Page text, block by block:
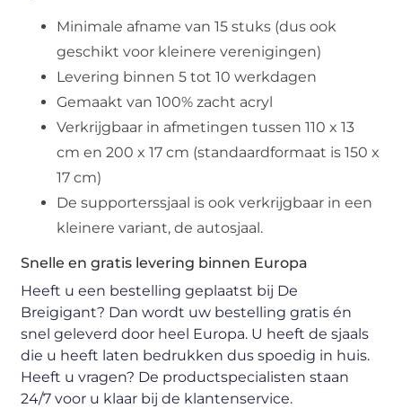
Minimale afname van 15 stuks (dus ook
geschikt voor kleinere verenigingen)
Levering binnen 5 tot 10 werkdagen
Gemaakt van 100% zacht acryl
Verkrijgbaar in afmetingen tussen 110 x 13
cm en 200 x 17 cm (standaardformaat is 150 x
17 cm)
De supporterssjaal is ook verkrijgbaar in een
kleinere variant, de autosjaal.
Snelle en gratis levering binnen Europa
Heeft u een bestelling geplaatst bij De
Breigigant? Dan wordt uw bestelling gratis én
snel geleverd door heel Europa. U heeft de sjaals
die u heeft laten bedrukken dus spoedig in huis.
Heeft u vragen? De productspecialisten staan
24/7 voor u klaar bij de klantenservice.